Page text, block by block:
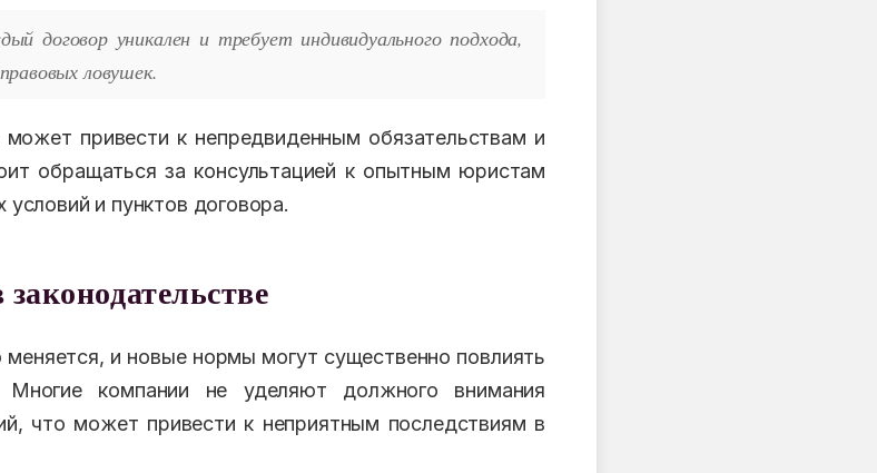
договор уникален и требует индивидуального подхода,
ловушек.
привести к непредвиденным обязательствам и
обращаться за консультацией к опытным юристам
условий и пунктов договора.
меняется, и новые нормы могут существенно повлиять
компании не уделяют должного внимания
что может привести к неприятным последствиям в